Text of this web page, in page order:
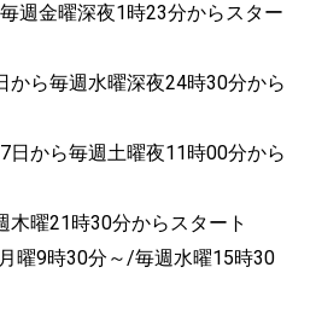
週金曜深夜1時23分からスター
から毎週水曜深夜24時30分から
日から毎週土曜夜11時00分から
曜21時30分からスタート
曜9時30分～/毎週水曜15時30